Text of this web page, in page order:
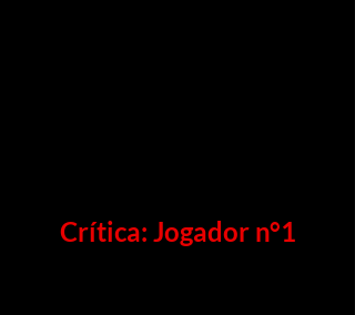
Crítica: Jogador n°1